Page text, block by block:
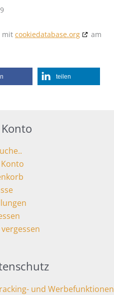
mit cookiedatabase.org
am
teilen
und Werbefunktionen